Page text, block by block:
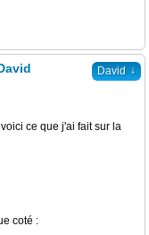
David ↓
ce que j'ai fait sur la
coté :